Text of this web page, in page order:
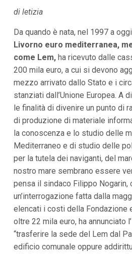
n
i
a
l
V
a
a
M
e
n
ù
P
r
i
c
i
a
l
V
a
di letizia
Da quando è nata, nel 1997 a
Livorno euro mediterranea,
come Lem,ha ricevuto dalle
200 mila euro, a cui si devono
mezzo arrivato dallo Stato e i
stanziati dall’Unione Europea. A
le finalità di divenire un punto di
di produzione di materiale
la conoscenza e lo studio delle
Mediterraneo e di studio delle
per la tutela dei naviganti, del
nostro mare sembrano essere
pensa il sindaco Filippo Nogarin,
un’interrogazione fatta dalla
elencati i costi della Fondazione
oltre 22 mila euro, ha annunciato
“trasferire la sede del Lem dal
edificio comunale oppure